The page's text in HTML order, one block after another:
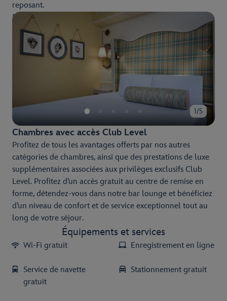
reposant.
Profitez de superbes panoramas, dont la promenade
animée Disney’s BoardWalk et le Crescent Lake.
1/5
Chambres avec accès Club Level
Profitez de tous les avantages offerts par nos autres
catégories de chambres, ainsi que des prestations de luxe
supplémentaires associées aux privilèges exclusifs Club
Level. Profitez d’un accès gratuit au centre de remise en
forme, détendez-vous dans notre bar lounge et bénéficiez
d’un niveau de confort et de service exceptionnel tout au
long de votre séjour.
Équipements et services
Wi-Fi gratuit Enregistrement en ligne
Service de navette
gratuit
Stationnement gratuit